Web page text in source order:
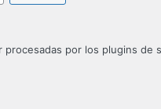
por los plugins de